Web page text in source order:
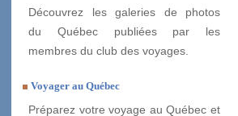
Découvrez les galeries de photos
du Québec publiées par les
membres du club des voyages.
Voyager au Québec
Préparez votre voyage au Québec et